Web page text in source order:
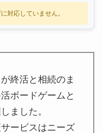
対応していません。
終活と相続のま
ボードゲームと
ました。
ービスはニーズ